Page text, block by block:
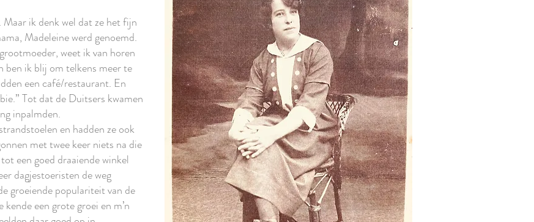
ik denk wel dat ze het fijn
Madeleine werd genoemd.
weet ik van horen
ben ik blij om telkens meer te
een café/restaurant. En
Tot dat de Duitsers kwamen
inpalmden.
en hadden ze ook
met twee keer niets na die
een goed draaiende winkel
dagjestoeristen de weg
groeiende populariteit van de
een grote groei en m’n